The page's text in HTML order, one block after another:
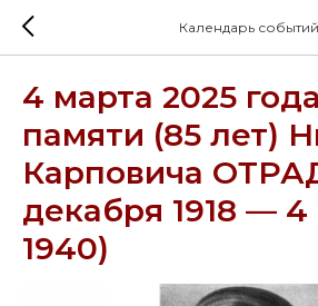
Календарь событий
4 марта 2025
памяти (85 лет)
Карповича
декабря 1918 — 4
1940)